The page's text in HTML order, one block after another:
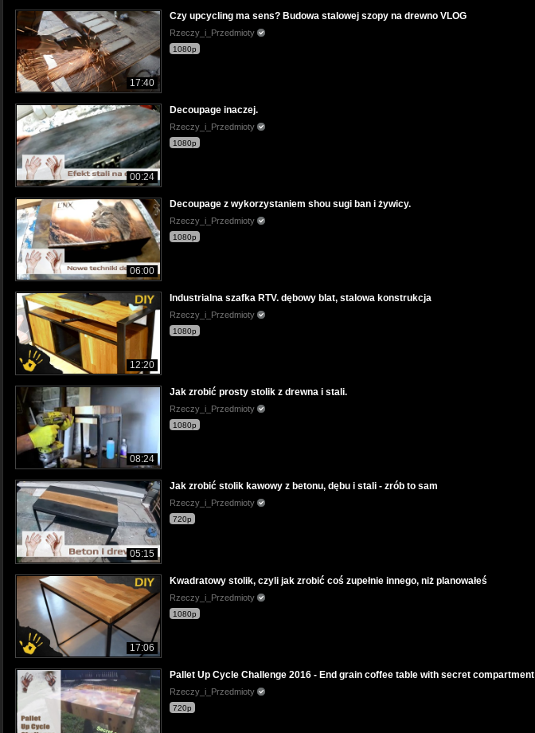
17:40
Czy upcycling ma sens? Budowa stalowej szopy na drewno VLOG
Rzeczy_i_Przedmioty
1080p
00:24
Decoupage inaczej.
Rzeczy_i_Przedmioty
1080p
06:00
Decoupage z wykorzystaniem shou sugi ban i żywicy.
Rzeczy_i_Przedmioty
1080p
12:20
Industrialna szafka RTV. dębowy blat, stalowa konstrukcja
Rzeczy_i_Przedmioty
1080p
08:24
Jak zrobić prosty stolik z drewna i stali.
Rzeczy_i_Przedmioty
1080p
05:15
Jak zrobić stolik kawowy z betonu, dębu i stali - zrób to sam
Rzeczy_i_Przedmioty
720p
17:06
Kwadratowy stolik, czyli jak zrobić coś zupełnie innego, niż planowałeś
Rzeczy_i_Przedmioty
1080p
Pallet Up Cycle Challenge 2016 - End grain coffee table with secret compartment
Rzeczy_i_Przedmioty
720p